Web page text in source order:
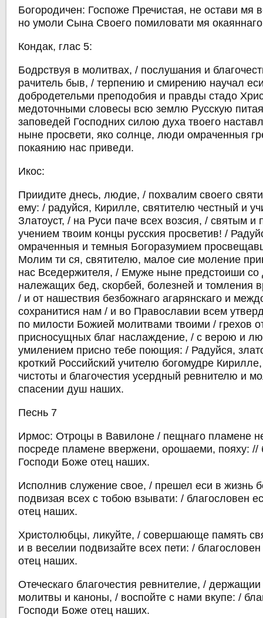
Богородичен: Госпоже Пречистая, не остави мя
но умоли Сына Своего помиловати мя
Кондак, глас 5:
Бодрствуя в молитвах, / послушания и
рачитель быв, / терпению и смирению научал
добродетельми преподобия и правды стадо
медоточными словесы всю землю Русскую
заповедей Господних силою духа твоего
ныне просвети, яко солнце, люди омраченныя
покаянию нас приведи.
Икос:
Приидите днесь, людие, / похвалим своего
ему: / радуйся, Кирилле, святителю честный и
Златоуст, / на Руси паче всех возсия, / святым и
учением твоим концы русския просветив! /
омраченныя и темныя Богоразумием
Молим ти ся, святителю, малое сие моление
нас Вседержителя, / Емуже ныне предстоиши со
належащих бед, скорбей, болезней и томления
/ и от нашествия безбожнаго агарянскаго и
сохранитися нам / и во Православии всем
по милости Божией молитвами твоими / грехов
присносущных благ наслаждение, / с верою и
умилением присно тебе поющия: / Радуйся,
кроткий Российский учителю богомудре
чистоты и благочестия усердный ревнителю и
спасении душ наших.
Песнь 7
Ирмос: Отроцы в Вавилоне / пещнаго пламене
посреде пламене ввержени, орошаеми, пояху: //
Господи Боже отец наших.
Исполнив служение свое, / прешел еси в жизнь
подвизая всех с тобою взывати: / благословен
отец наших.
Христолюбцы, ликуйте, / совершающе память
и в веселии подвизайте всех пети: /
отец наших.
Отеческаго благочестия ревнителие, /
молитвы и каноны, / воспойте с нами вкупе: /
Господи Боже отец наших.